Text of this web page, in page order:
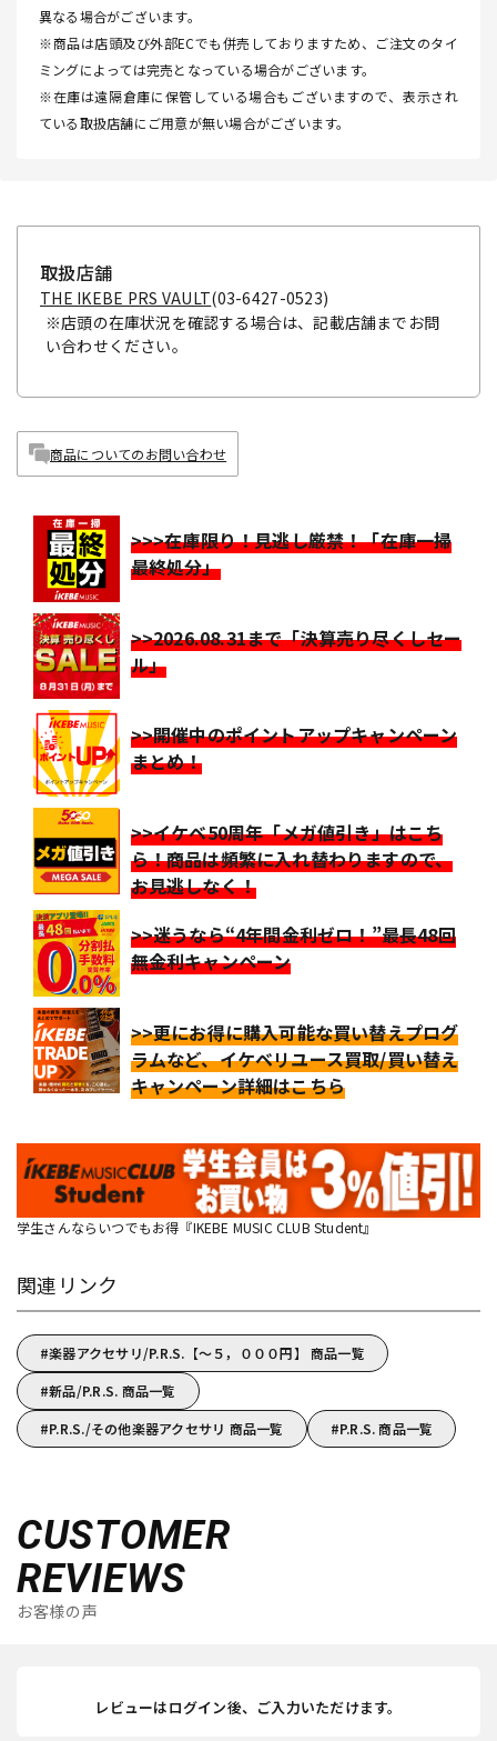
異なる場合がございます。
※商品は店頭及び外部ECでも併売しておりますため、ご注文のタイ
ミングによっては完売となっている場合がございます。
※在庫は遠隔倉庫に保管している場合もございますので、表示され
ている取扱店舗にご用意が無い場合がございます。
取扱店舗
THE IKEBE PRS VAULT(03-6427-0523)
※店頭の在庫状況を確認する場合は、記載店舗までお問
い合わせください。
商品についてのお問い合わせ
>>>在庫限り！見逃し厳禁！「在庫一掃
最終処分」
>>2026.08.31まで「決算売り尽くしセー
ル」
>>開催中のポイントアップキャンペーン
まとめ！
>>イケベ50周年「メガ値引き」はこち
ら！商品は頻繁に入れ替わりますので、
お見逃しなく！
>>迷うなら“4年間金利ゼロ！”最長48回
無金利キャンペーン
>>更にお得に購入可能な買い替えプログ
ラムなど、イケベリユース買取/買い替え
キャンペーン詳細はこちら
学生さんならいつでもお得『IKEBE MUSIC CLUB Student』
関連リンク
楽器アクセサリ/P.R.S.【～５，０００円】 商品一覧
新品/P.R.S. 商品一覧
P.R.S./その他楽器アクセサリ 商品一覧
P.R.S. 商品一覧
CUSTOMER
REVIEWS
お客様の声
レビューはログイン後、ご入力いただけます。